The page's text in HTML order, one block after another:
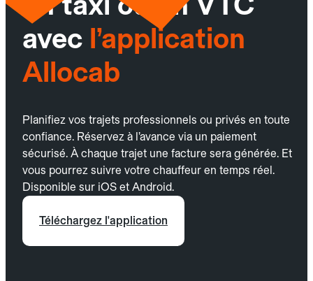
avec l’application
Allocab
Planifiez vos trajets professionnels ou privés en toute
confiance. Réservez à l’avance via un paiement
sécurisé. À chaque trajet une facture sera générée. Et
vous pourrez suivre votre chauffeur en temps réel.
Disponible sur iOS et Android.
Téléchargez l'application